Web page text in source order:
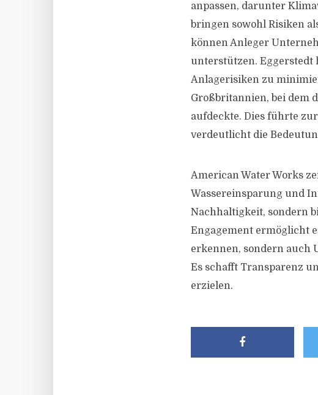
anpassen, darunter
bringen sowohl Risiken
können Anleger
unterstützen. Eggerstedt
Anlagerisiken zu
Großbritannien, bei dem
aufdeckte. Dies führte
verdeutlicht die
American Water Works
Wassereinsparung und
Nachhaltigkeit, sondern
Engagement ermöglicht
erkennen, sondern auch
Es schafft Transparenz
erzielen.